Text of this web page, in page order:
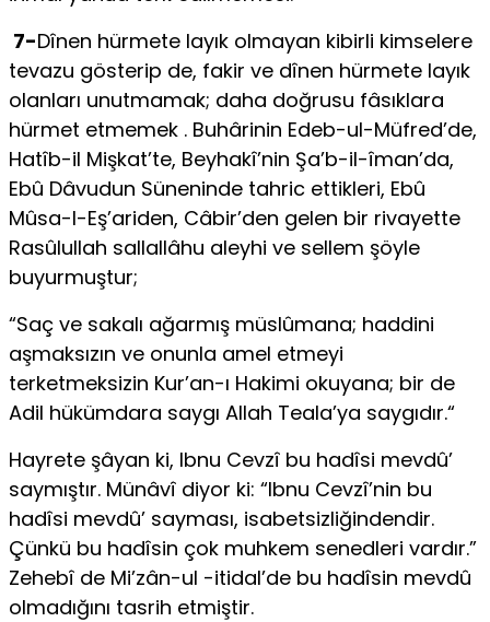
7-Dînen hürmete layık olmayan kibirli kimselere
tevazu gösterip de, fakir ve dînen hürmete layık
olanları unutmamak; daha doğrusu fâsıklara
hürmet etmemek . Buhârinin Edeb-ul-Müfred’de,
Hatîb-il Mişkat’te, Beyhakî’nin Şa’b-il-îman’da,
Ebû Dâvudun Süneninde tahric ettikleri, Ebû
Mûsa-I-Eş’ariden, Câbir’den gelen bir rivayette
Rasûlullah sallallâhu aleyhi ve sellem şöyle
buyurmuştur;
“Saç ve sakalı ağarmış müslûmana; haddini
aşmaksızın ve onunla amel etmeyi
terketmeksizin Kur’an-ı Hakimi okuyana; bir de
Adil hükümdara saygı Allah Teala’ya saygıdır.“
Hayrete şâyan ki, Ibnu Cevzî bu hadîsi mevdû’
saymıştır. Münâvî diyor ki: “Ibnu Cevzî’nin bu
hadîsi mevdû’ sayması, isabetsizliğindendir.
Çünkü bu hadîsin çok muhkem senedleri vardır.”
Zehebî de Mi’zân-ul -itidal’de bu hadîsin mevdû
olmadığını tasrih etmiştir.